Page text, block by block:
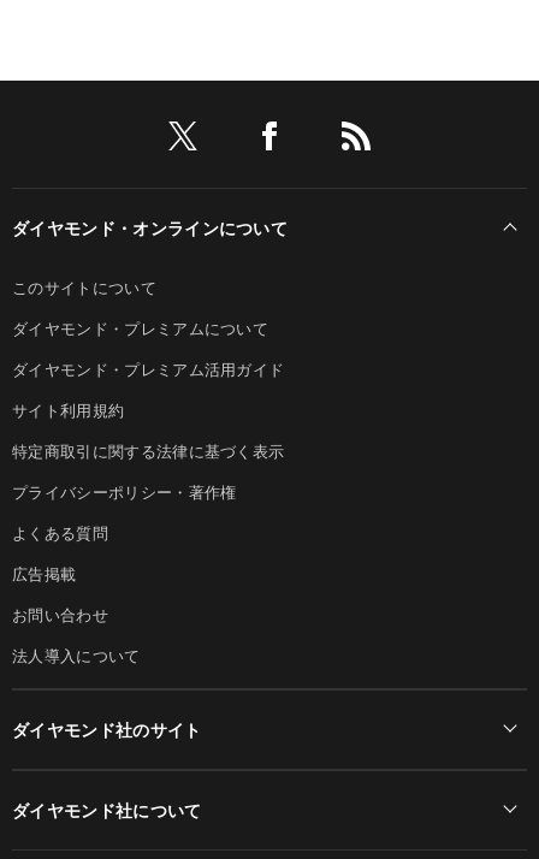
ダイヤモンド・オンラインについて
このサイトについて
ダイヤモンド・プレミアムについて
ダイヤモンド・プレミアム活用ガイド
サイト利用規約
特定商取引に関する法律に基づく表示
プライバシーポリシー・著作権
よくある質問
広告掲載
お問い合わせ
法人導入について
ダイヤモンド社のサイト
ダイヤモンド社について